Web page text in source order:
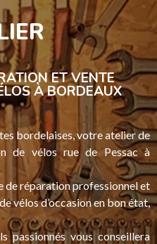
ET VENTE
À BORDEAUX
bordelaises, votre atelier de
de vélos rue de Pessac à
de réparation professionnel et
vélos d’occasion en bon état,
passionnés vous conseillera